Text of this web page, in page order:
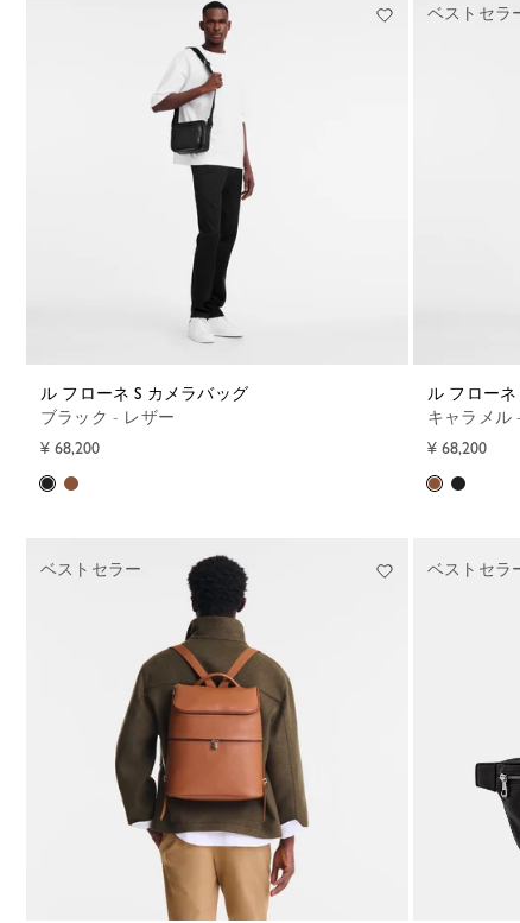
ル フローネ S カメラバッグ
ブラック - レザー
¥ 68,200
ル フロー
キャラメ
¥ 68,200
ベストセラ
ベストセラー ベストセラ